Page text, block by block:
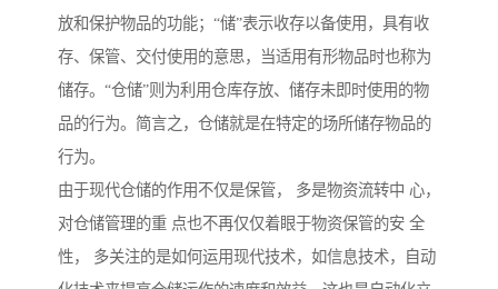
放和保护物品的功能；“储”表示收存以备使用，具有收
存、保管、交付使用的意思，当适用有形物品时也称为
储存。“仓储”则为利用仓库存放、储存未即时使用的物
品的行为。简言之，仓储就是在特定的场所储存物品的
行为。
由于现代仓储的作用不仅是保管， 多是物资流转中 心，
对仓储管理的重 点也不再仅仅着眼于物资保管的安 全
性， 多关注的是如何运用现代技术，如信息技术，自动